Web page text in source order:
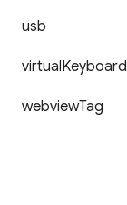
usb
virtualKeyboard
webviewTag